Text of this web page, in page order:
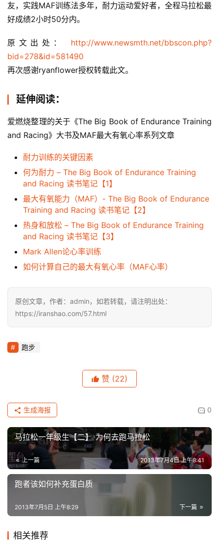
友，实践MAF训练法多年，耐力运动爱好者，全程马拉松最
好成绩2小时50分内。
原文出处： http://www.newsmth.net/bbscon.php?
bid=278&id=581490
再次感谢ryanflower授权转载此文。
延伸阅读：
爱燃烧整理的关于《The Big Book of Endurance Training
and Racing》大书及MAF最大有氧心率系列文章
耐力训练的关键因素
何为耐力 – The Big Book of Endurance Training
and Racing 读书笔记【1】
最大有氧能力（MAF）- The Big Book of Endurance
Training and Racing 读书笔记【2】
热身和放松 – The Big Book of Endurance Training
and Racing 读书笔记【3】
Mark Allen论心率训练
如何计算自己的最大有氧心率（MAF心率）
原创文章，作者：admin，如若转载，请注明出处：
https://iranshao.com/57.html
跑步
赞 (22)
0
生成海报
马拉松一年级生【二】 为何去跑马拉松
上一篇 2013年7月4日 上午8:41
跑者该如何补充蛋白质
下一篇
2013年7月5日 上午8:29
相关推荐